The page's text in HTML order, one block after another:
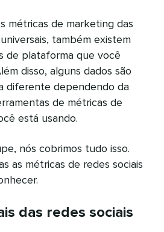
métricas de marketing das
também existem
de plataforma que você
disso, alguns dados são
diferente dependendo da
de métricas de
está usando.
nós cobrimos tudo isso.
as métricas de redes sociais
das redes sociais